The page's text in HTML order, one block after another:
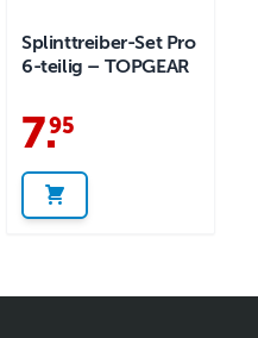
Splinttreiber-Set Pro
6-teilig – TOPGEAR
7.
95